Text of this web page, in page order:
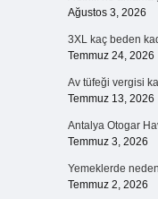
Ağustos 3, 2026
3XL kaç beden
Temmuz 24, 2026
Av tüfeği vergisi
Temmuz 13, 2026
Antalya Otogar
Temmuz 3, 2026
Yemeklerde
Temmuz 2, 2026